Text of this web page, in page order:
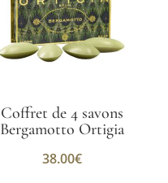
Coffret de 4 savons
Bergamotto Ortigia
38.00€